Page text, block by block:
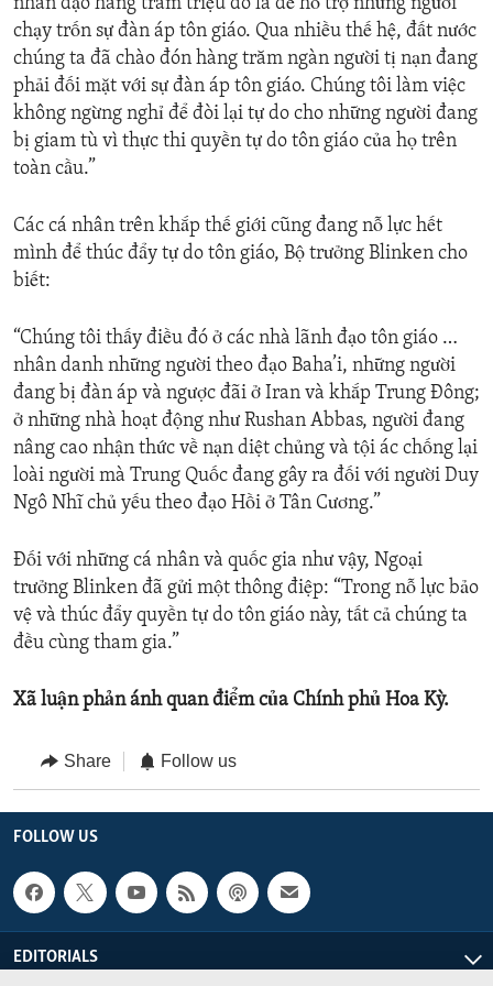
nhân đạo hàng trăm triệu đô la để hỗ trợ những người
chạy trốn sự đàn áp tôn giáo. Qua nhiều thế hệ, đất nước
chúng ta đã chào đón hàng trăm ngàn người tị nạn đang
phải đối mặt với sự đàn áp tôn giáo. Chúng tôi làm việc
không ngừng nghỉ để đòi lại tự do cho những người đang
bị giam tù vì thực thi quyền tự do tôn giáo của họ trên
toàn cầu.”
Các cá nhân trên khắp thế giới cũng đang nỗ lực hết
mình để thúc đẩy tự do tôn giáo, Bộ trưởng Blinken cho
biết:
“Chúng tôi thấy điều đó ở các nhà lãnh đạo tôn giáo …
nhân danh những người theo đạo Baha’i, những người
đang bị đàn áp và ngược đãi ở Iran và khắp Trung Đông;
ở những nhà hoạt động như Rushan Abbas, người đang
nâng cao nhận thức về nạn diệt chủng và tội ác chống lại
loài người mà Trung Quốc đang gây ra đối với người Duy
Ngô Nhĩ chủ yếu theo đạo Hồi ở Tân Cương.”
Đối với những cá nhân và quốc gia như vậy, Ngoại
trưởng Blinken đã gửi một thông điệp: “Trong nỗ lực bảo
vệ và thúc đẩy quyền tự do tôn giáo này, tất cả chúng ta
đều cùng tham gia.”
Xã luận phản ánh quan điểm của Chính phủ Hoa Kỳ.
Share Follow us
FOLLOW US
EDITORIALS